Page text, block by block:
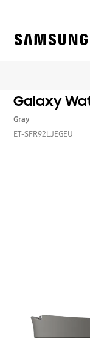
Galaxy
Gray
ET-SFR92LJEGEU